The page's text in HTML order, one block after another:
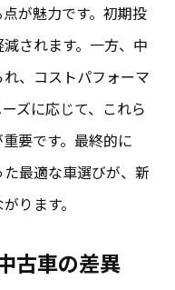
が魅力です。初期投
されます。一方、中
、コストパフォーマ
ズに応じて、これら
要です。最終的に
最適な車選びが、新
ります。
古車の差異